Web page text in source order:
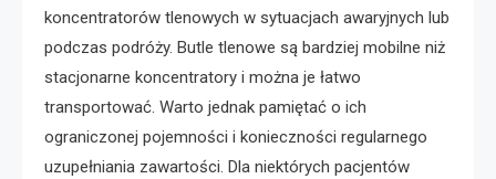
koncentratorów tlenowych w sytuacjach awaryjnych lub
podczas podróży. Butle tlenowe są bardziej mobilne niż
stacjonarne koncentratory i można je łatwo
transportować. Warto jednak pamiętać o ich
ograniczonej pojemności i konieczności regularnego
uzupełniania zawartości. Dla niektórych pacjentów